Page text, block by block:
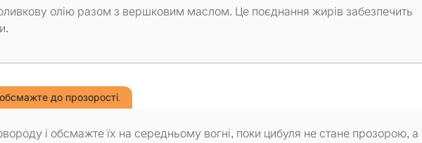
оливкову олію разом з вершковим маслом. Це поєднання жирів забезпечить
до прозорості.
і обсмажте їх на середньому вогні, поки цибуля не стане прозорою, а